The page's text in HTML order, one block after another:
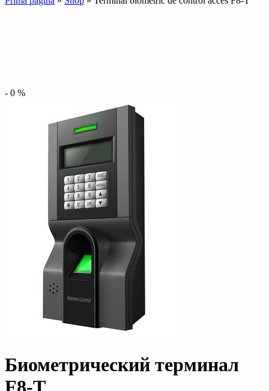
- 0 %
Биометрический терминал